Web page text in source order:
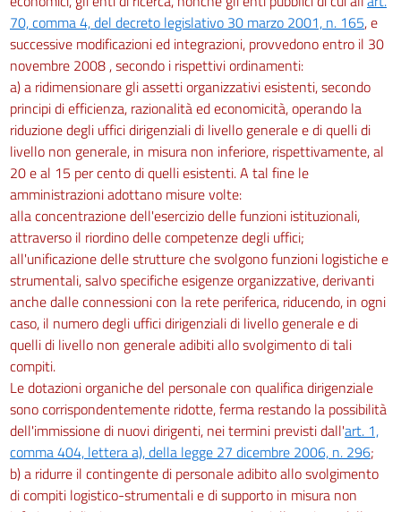
70, comma 4, del decreto legislativo 30 marzo 2001, n. 165, e
successive modificazioni ed integrazioni, provvedono entro il 30
novembre 2008 , secondo i rispettivi ordinamenti:
a) a ridimensionare gli assetti organizzativi esistenti, secondo
principi di efficienza, razionalità ed economicità, operando la
riduzione degli uffici dirigenziali di livello generale e di quelli di
livello non generale, in misura non inferiore, rispettivamente, al
20 e al 15 per cento di quelli esistenti. A tal fine le
amministrazioni adottano misure volte:
alla concentrazione dell'esercizio delle funzioni istituzionali,
attraverso il riordino delle competenze degli uffici;
all'unificazione delle strutture che svolgono funzioni logistiche e
strumentali, salvo specifiche esigenze organizzative, derivanti
anche dalle connessioni con la rete periferica, riducendo, in ogni
caso, il numero degli uffici dirigenziali di livello generale e di
quelli di livello non generale adibiti allo svolgimento di tali
compiti.
Le dotazioni organiche del personale con qualifica dirigenziale
sono corrispondentemente ridotte, ferma restando la possibilità
dell'immissione di nuovi dirigenti, nei termini previsti dall'art. 1,
comma 404, lettera a), della legge 27 dicembre 2006, n. 296;
b) a ridurre il contingente di personale adibito allo svolgimento
di compiti logistico-strumentali e di supporto in misura non